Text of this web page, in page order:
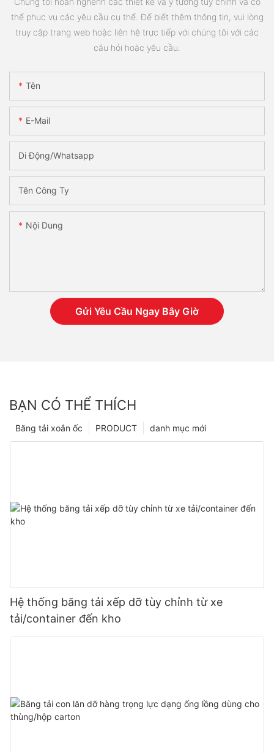
thể phục vụ các yêu cầu cụ thể. Để biết thêm thông tin, vui lòng
truy cập trang web hoặc liên hệ trực tiếp với chúng tôi với các
câu hỏi hoặc yêu cầu.
Tên
E-Mail
Di Động/Whatsapp
Tên Công Ty
Nội Dung
Gửi Yêu Cầu Ngay Bây Giờ
BẠN CÓ THỂ THÍCH
danh mục mới
PRODUCT
Băng tải xoắn ốc
Hệ thống băng tải xếp dỡ tùy chỉnh từ xe
tải/container đến kho